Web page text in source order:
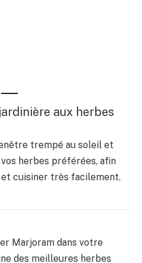
aux herbes
trempé au soleil et
herbes préférées, afin
cuisiner très facilement.
Marjoram dans votre
des meilleures herbes